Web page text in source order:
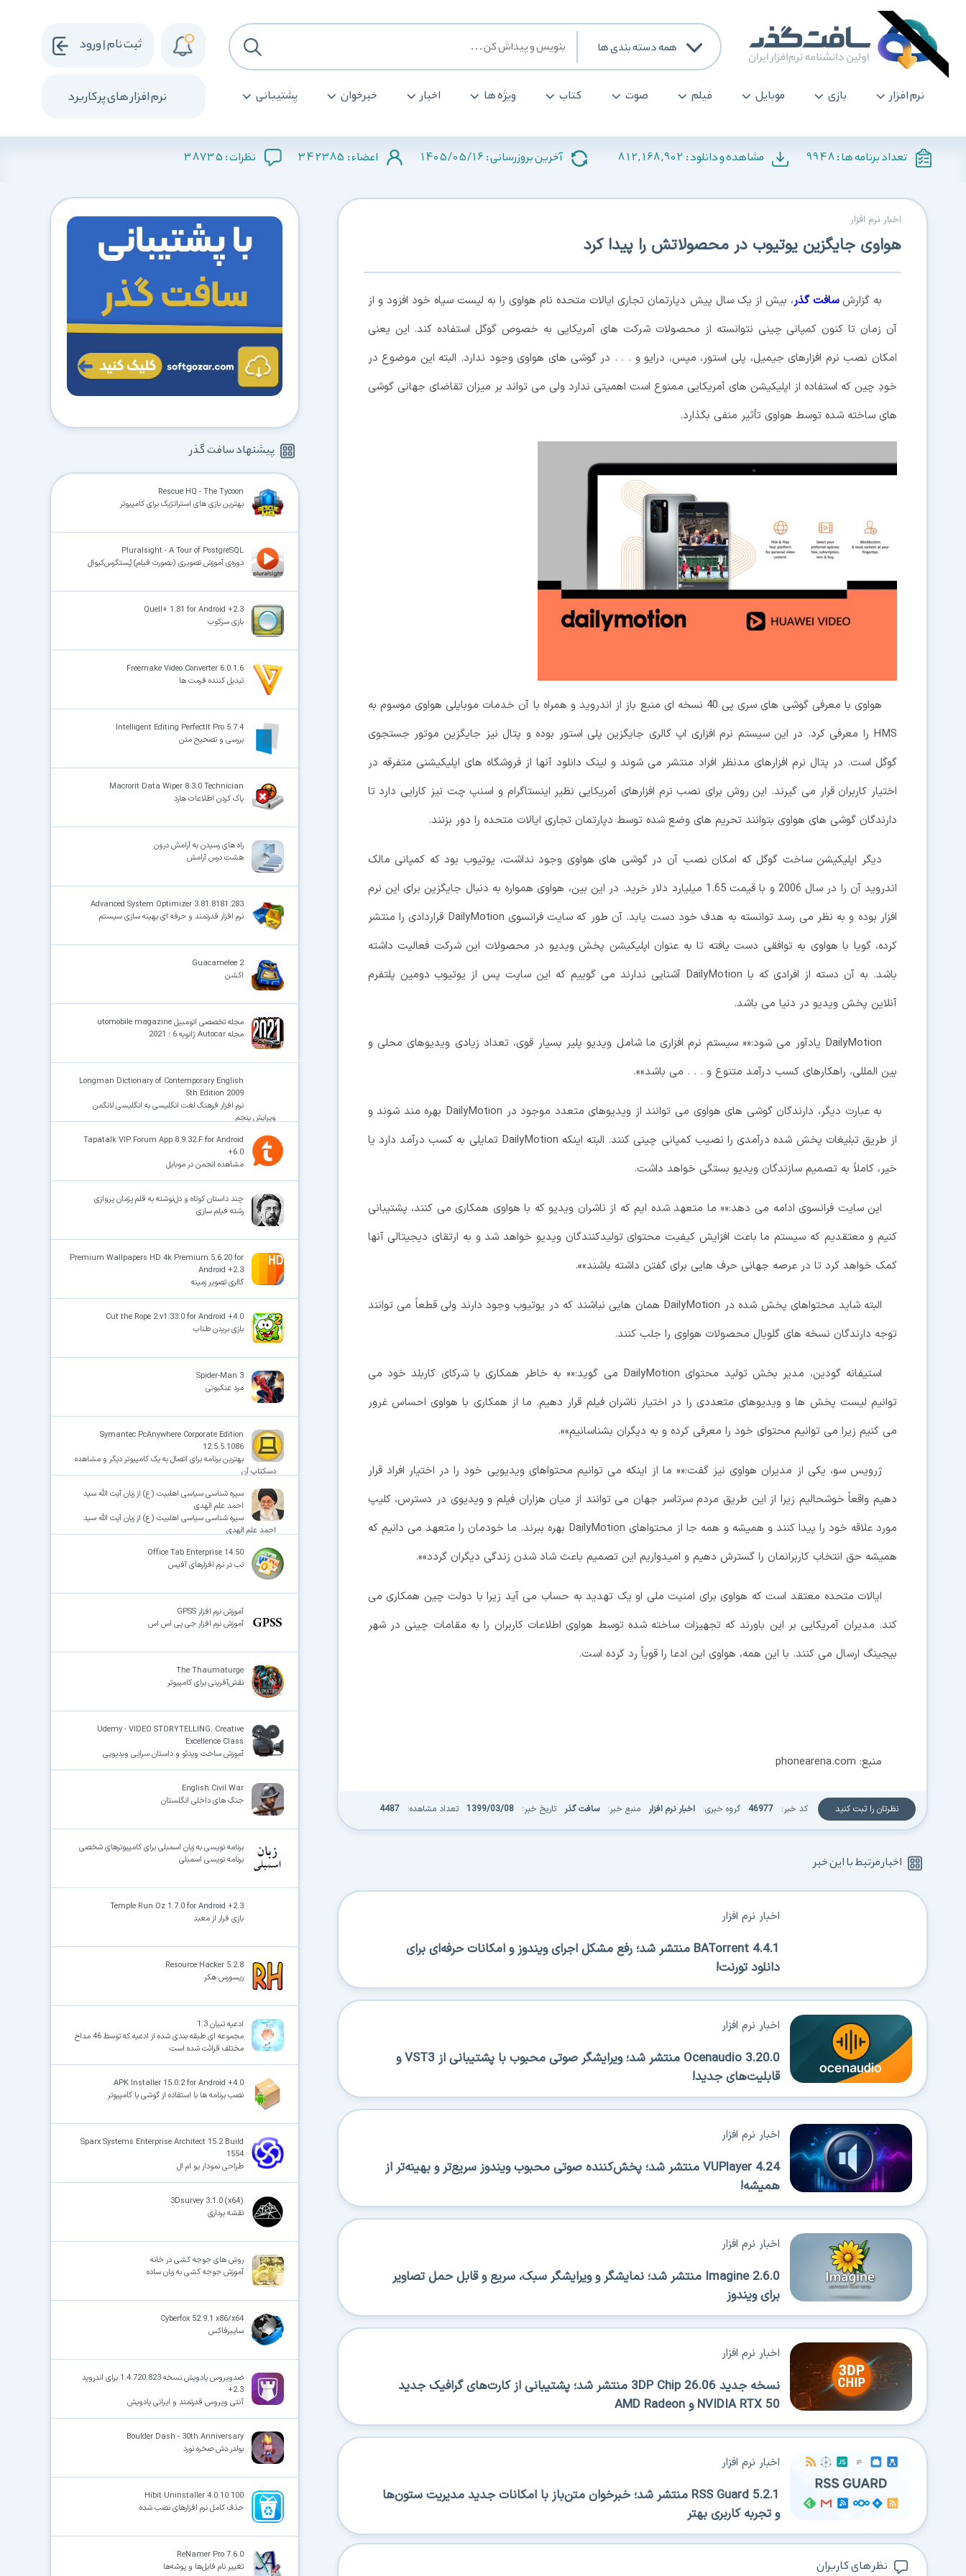
همه دسته بندی ها
نرم افزار بازی موبایل فیلم صوت کتاب ویژه ها اخبار خبرخوان پشتیبانی نرم افزار های پرکاربرد
ثبت نام | ورود
تعداد برنامه ها :9948 مشاهده و دانلود : 812,168,902 آخرین بروزرسانی : 1405/05/16 اعضاء : 342385 نظرات : 38735
اخبار نرم افزار
هواوی جایگزین یوتیوب در محصولاتش را پیدا کرد
به گزارشسافت گذر، بیش از یک سال پیش دپارتمان تجاری ایالات متحده نام هواوی را به لیست سیاه خود افزود و از
آن زمان تا کنون کمپانی چینی نتوانسته از محصولات شرکت های آمریکایی به خصوص گوگل استفاده کند. این یعنی
امکان نصب نرم افزارهای جیمیل، پلی استور، مپس، درایو و . . . در گوشی های هواوی وجود ندارد. البته این موضوع در
خودِ چین که استفاده از اپلیکیشن های آمریکایی ممنوع است اهمیتی ندارد ولی می تواند بر میزان تقاضای جهانی گوشی
های ساخته شده توسط هواوی تأثیر منفی بگذارد.
هواوی با معرفی گوشی های سری پی 40 نسخه ای منبع باز از اندروید و همراه با آن خدمات موبایلی هواوی موسوم به
HMS را معرفی کرد. در این سیستم نرم افزاری اپ گالری جایگزین پلی استور بوده و پتال نیز جایگزین موتور جستجوی
گوگل است. در پتال نرم افزارهای مدنظر افراد منتشر می شوند و لینک دانلود آنها از فروشگاه های اپلیکیشنی متفرقه در
اختیار کاربران قرار می گیرند. این روش برای نصب نرم افزارهای آمریکایی نظیر اینستاگرام و اسنپ چت نیز کارایی دارد تا
دارندگان گوشی های هواوی بتوانند تحریم های وضع شده توسط دپارتمان تجاری ایالات متحده را دور بزنند.
دیگر اپلیکیشن ساخت گوگل که امکان نصب آن در گوشی های هواوی وجود نداشت، یوتیوب بود که کمپانی مالک
اندروید آن را در سال 2006 و با قیمت 1.65 میلیارد دلار خرید. در این بین، هواوی همواره به دنبال جایگزین برای این نرم
افزار بوده و به نظر می رسد توانسته به هدف خود دست یابد. آن طور که سایت فرانسوی DailyMotion قراردادی را منتشر
کرده، گویا با هواوی به توافقی دست یافته تا به عنوان اپلیکیشن پخش ویدیو در محصولات این شرکت فعالیت داشته
باشد. به آن دسته از افرادی که با DailyMotion آشنایی ندارند می گوییم که این سایت پس از یوتیوب دومین پلتفرم
آنلاین پخش ویدیو در دنیا می باشد.
DailyMotion یادآور می شود:«« سیستم نرم افزاری ما شامل ویدیو پلیر بسیار قوی، تعداد زیادی ویدیوهای محلی و
بین المللی، راهکارهای کسب درآمد متنوع و . . . می باشد»».
به عبارت دیگر، دارندگان گوشی های هواوی می توانند از ویدیوهای متعدد موجود در DailyMotion بهره مند شوند و
از طریق تبلیغات پخش شده درآمدی را نصیب کمپانی چینی کنند. البته اینکه DailyMotion تمایلی به کسب درآمد دارد یا
خیر، کاملاً به تصمیم سازندگان ویدیو بستگی خواهد داشت.
این سایت فرانسوی ادامه می دهد:«« ما متعهد شده ایم که از ناشران ویدیو که با هواوی همکاری می کنند، پشتیبانی
کنیم و معتقدیم که سیستم ما باعث افزایش کیفیت محتوای تولیدکنندگان ویدیو خواهد شد و به ارتقای دیجیتالی آنها
کمک خواهد کرد تا در عرصه جهانی حرف هایی برای گفتن داشته باشند»».
البته شاید محتواهای پخش شده در DailyMotion همان هایی نباشند که در یوتیوب وجود دارند ولی قطعاً می توانند
توجه دارندگان نسخه های گلوبال محصولات هواوی را جلب کنند.
استیفانه گودین، مدیر بخش تولید محتوای DailyMotion می گوید:«« به خاطر همکاری با شرکای کاربلد خود می
توانیم لیست پخش ها و ویدیوهای متعددی را در اختیار ناشران فیلم قرار دهیم. ما از همکاری با هواوی احساس غرور
می کنیم زیرا می توانیم محتوای خود را معرفی کرده و به دیگران بشناسانیم»».
ژرویس سو، یکی از مدیران هواوی نیز گفت:«« ما از اینکه می توانیم محتواهای ویدیویی خود را در اختیار افراد قرار
دهیم واقعاً خوشحالیم زیرا از این طریق مردم سرتاسر جهان می توانند از میان هزاران فیلم و ویدیوی در دسترس، کلیپ
مورد علاقه خود را پیدا کنند و همیشه و همه جا از محتواهای DailyMotion بهره ببرند. ما خودمان را متعهد می دانیم که
همیشه حق انتخاب کاربرانمان را گسترش دهیم و امیدواریم این تصمیم باعث شاد شدن زندگی دیگران گردد»».
ایالات متحده معتقد است که هواوی برای امنیت ملی او یک تهدید به حساب می آید زیرا با دولت چین همکاری می
کند. مدیران آمریکایی بر این باورند که تجهیزات ساخته شده توسط هواوی اطلاعات کاربران را به مقامات چینی در شهر
بیجینگ ارسال می کنند. با این همه، هواوی این ادعا را قویاً رد کرده است.
منبع: phonearena.com
نظرتان را ثبت کنید کد خبر: 46977 گروه خبری: اخبار نرم افزار منبع خبر: سافت گذر تاریخ خبر: 1399/03/08 تعداد مشاهده: 4487
اخبار مرتبط با این خبر
BATorrent 4.4.1 منتشر شد؛ رفع مشکل اجرای ویندوز و امکانات حرفه‌ای برای
دانلود تورنت!
اخبار نرم افزار
Ocenaudio 3.20.0 منتشر شد؛ ویرایشگر صوتی محبوب با پشتیبانی از VST3 و
قابلیت‌های جدید!
اخبار نرم افزار
VUPlayer 4.24 منتشر شد؛ پخش‌کننده صوتی محبوب ویندوز سریع‌تر و بهینه‌تر از
همیشه!
اخبار نرم افزار
Imagine 2.6.0 منتشر شد؛ نمایشگر و ویرایشگر سبک، سریع و قابل حمل تصاویر
برای ویندوز
اخبار نرم افزار
نسخه جدید 3DP Chip 26.06 منتشر شد؛ پشتیبانی از کارت‌های گرافیک جدید
NVIDIA RTX 50 و AMD Radeon
اخبار نرم افزار
RSS Guard 5.2.1 منتشر شد؛ خبرخوان متن‌باز با امکانات جدید مدیریت ستون‌ها
و تجربه کاربری بهتر
اخبار نرم افزار
نظر های کاربران
پیشنهاد سافت گذر
Rescue HQ - The Tycoon
بهترین بازی های استراتژیک برای کامپیوتر
Pluralsight - A Tour of PostgreSQL
دوره‌ی آموزش تصویری (بصورت فیلم) پُستگرس‌کیواِل
Quell+ 1.81 for Android +2.3
بازی سرکوب
Freemake Video Converter 6.0.1.6
تبدیل کننده فرمت ها
Intelligent Editing PerfectIt Pro 5.7.4
بررسی و تصحیح متن
Macrorit Data Wiper 8.3.0 Technician
پاک کردن اطلاعات هارد
راه های رسیدن به آرامش درون
هشت درس آرامش
Advanced System Optimizer 3.81.8181.283
نرم افزار قدرتمند و حرفه ای بهینه سازی سیستم
Guacamelee 2
اکشن
مجله تخصصی اتومبیل utomobile magazine
مجله Autocar ژانویه 6 ؛ 2021
Longman Dictionary of Contemporary English
5th Edition 2009
نرم افزار فرهنگ لغت انگلیسی به انگلیسی لانگمن
ویرایش پنجم
Tapatalk VIP Forum App 8.9.32.F for Android
+6.0
مشاهده انجمن در موبایل
چند داستان کوتاه و دل‌نوشته به قلم پژمان پروازی
رشته‌ فیلم سازی
Premium Wallpapers HD 4k Premium 5.6.20 for
Android +2.3
گالری تصویر زمینه
Cut the Rope 2 v1.33.0 for Android +4.0
بازی بریدن طناب
Spider-Man 3
مرد عنکبوتی
Symantec PcAnywhere Corporate Edition
12.5.5.1086
بهترین برنامه برای اتصال به یک کامپیوتر دیگر و مشاهده
دسکتاپ آن
سیره شناسی سیاسی اهلبیت (ع) از زبان آیت الله سید
احمد علم الهدی
سیره شناسی سیاسی اهلبیت (ع) از زبان آیت الله سید
احمد علم الهدی
Office Tab Enterprise 14.50
تب در نرم افزارهای آفیس
آموزش نرم افزار GPSS
آموزش نرم افزار جی پی اس اس
The Thaumaturge
نقش‌آفرینی برای کامپیوتر
Udemy - VIDEO STORYTELLING. Creative
Excellence Class
آموزش ساخت ویدئو و داستان سرایی ویدیویی
English Civil War
جنگ های داخلی انگلستان
برنامه نویسی به زبان اسمبلی برای کامپیوترهای شخصی
برنامه نویسی اسمبلی
Temple Run Oz 1.7.0 for Android +2.3
بازی فرار از معبد
Resource Hacker 5.2.8
ریسورس هکر
ادعیه تبیان 1.3
مجموعه ای طبقه بندی شده از ادعیه که توسط 46 مداح
مختلف قرائت شده است
APK Installer 15.0.2 for Android +4.0
نصب برنامه ها با استفاده از گوشی یا کامپیوتر
Sparx Systems Enterprise Architect 15.2 Build
1554
طراحی نمودار یو ام ال
3Dsurvey 3.1.0 (x64)
نقشه برداری
روش های جوجه کشی در خانه
آموزش جوجه کشی به زبان ساده
Cyberfox 52.9.1 x86/x64
سایبرفاکس
ضدویروس پادویش نسخه 1.4.720.823 برای اندروید
2.3+
آنتی ویروس قدرتمند و ایرانی پادویش
Boulder Dash - 30th Anniversary
بولدر دش صخره نورد
Hibit Uninstaller 4.0.10.100
حذف کامل نرم افزارهای نصب شده
ReNamer Pro 7.6.0
تغییر نام فایل‌ها و پوشه‌ها